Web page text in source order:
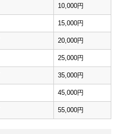
10,000円
15,000円
20,000円
25,000円
35,000円
45,000円
55,000円